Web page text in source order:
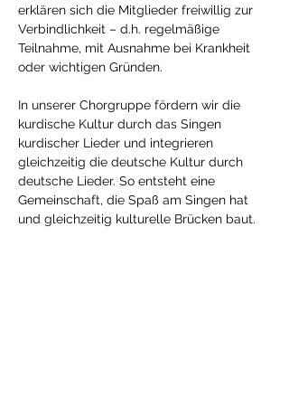
erklären sich die Mitglieder freiwillig zur
Verbindlichkeit – d.h. regelmäßige
Teilnahme, mit Ausnahme bei Krankheit
oder wichtigen Gründen.
In unserer Chorgruppe fördern wir die
kurdische Kultur durch das Singen
kurdischer Lieder und integrieren
gleichzeitig die deutsche Kultur durch
deutsche Lieder. So entsteht eine
Gemeinschaft, die Spaß am Singen hat
und gleichzeitig kulturelle Brücken baut.